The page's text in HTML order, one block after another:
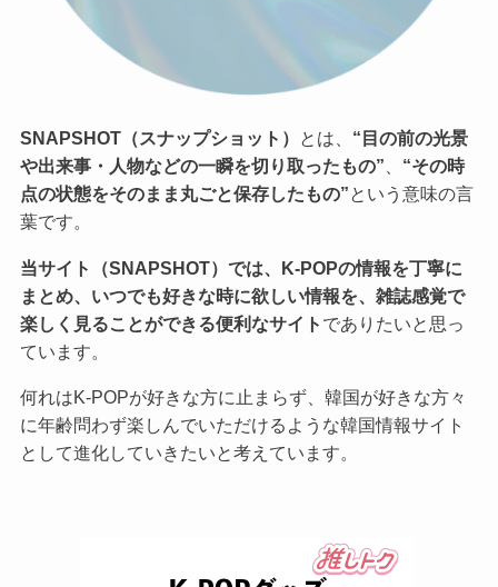
SNAPSHOT（スナップショット） とは、 “目の前の光景
や出来事・人物などの一瞬を切り取ったもの”
“その時
点の状態をそのまま丸ごと保存したもの”という意味の言
葉です。
当サイト（SNAPSHOT）では、K-POPの情報を丁寧に
まとめ、いつでも好きな時に欲しい情報を、雑誌感覚で
楽しく見ることができる便利なサイト でありたいと思っ
ています。
何れはK-POPが好きな方に止まらず、韓国が好きな方々
に年齢問わず楽しんでいただけるような韓国情報サイト
として進化していきたいと考えています。